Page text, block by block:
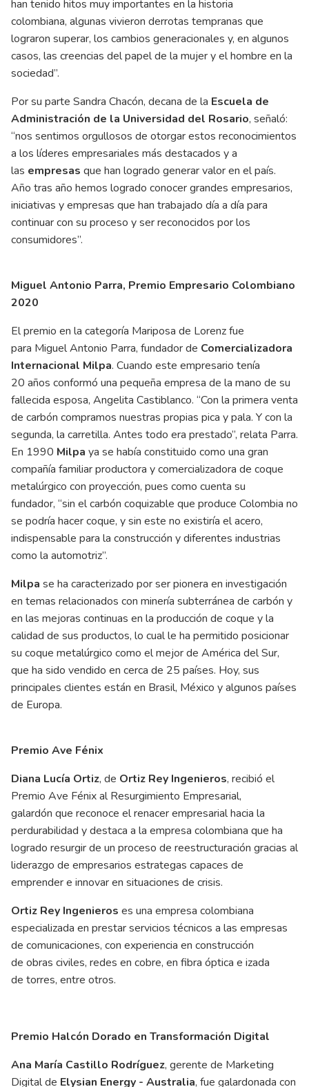
han tenido hitos muy importantes en la historia
colombiana, algunas vivieron derrotas tempranas que
lograron superar, los cambios generacionales y, en algunos
casos, las creencias del papel de la mujer y el hombre en la
sociedad”.
Por su parte Sandra Chacón, decana de la Escuela de
Administración de la Universidad del Rosario, señaló:
“nos sentimos orgullosos de otorgar estos reconocimientos
a los líderes empresariales más destacados y a
las empresas que han logrado generar valor en el país.
Año tras año hemos logrado conocer grandes empresarios,
iniciativas y empresas que han trabajado día a día para
continuar con su proceso y ser reconocidos por los
consumidores”.
Miguel Antonio Parra, Premio Empresario Colombiano
2020
El premio en la categoría Mariposa de Lorenz fue
para Miguel Antonio Parra, fundador de Comercializadora
Internacional Milpa. Cuando este empresario tenía
20 años conformó una pequeña empresa de la mano de su
fallecida esposa, Angelita Castiblanco. “Con la primera venta
de carbón compramos nuestras propias pica y pala. Y con la
segunda, la carretilla. Antes todo era prestado”, relata Parra.
En 1990 Milpa ya se había constituido como una gran
compañía familiar productora y comercializadora de coque
metalúrgico con proyección, pues como cuenta su
fundador, “sin el carbón coquizable que produce Colombia no
se podría hacer coque, y sin este no existiría el acero,
indispensable para la construcción y diferentes industrias
como la automotriz”.
Milpa se ha caracterizado por ser pionera en investigación
en temas relacionados con minería subterránea de carbón y
en las mejoras continuas en la producción de coque y la
calidad de sus productos, lo cual le ha permitido posicionar
su coque metalúrgico como el mejor de América del Sur,
que ha sido vendido en cerca de 25 países. Hoy, sus
principales clientes están en Brasil, México y algunos países
de Europa.
Premio Ave Fénix
Diana Lucía Ortiz, de Ortiz Rey Ingenieros, recibió el
Premio Ave Fénix al Resurgimiento Empresarial,
galardón que reconoce el renacer empresarial hacia la
perdurabilidad y destaca a la empresa colombiana que ha
logrado resurgir de un proceso de reestructuración gracias al
liderazgo de empresarios estrategas capaces de
emprender e innovar en situaciones de crisis.
Ortiz Rey Ingenieros es una empresa colombiana
especializada en prestar servicios técnicos a las empresas
de comunicaciones, con experiencia en construcción
de obras civiles, redes en cobre, en fibra óptica e izada
de torres, entre otros.
Premio Halcón Dorado en Transformación Digital
Ana María Castillo Rodríguez, gerente de Marketing
Digital de Elysian Energy - Australia, fue galardonada con